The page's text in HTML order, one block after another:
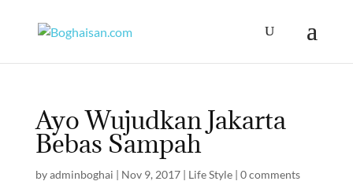
Ayo Wujudkan Jakarta
Bebas Sampah
byadminboghai | Nov 9, 2017| Life Style| 0 comments